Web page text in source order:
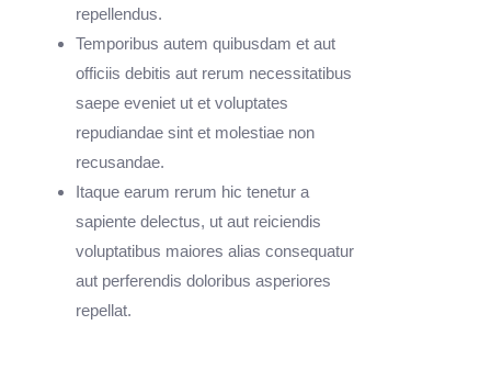
repellendus.
Temporibus autem quibusdam et aut
officiis debitis aut rerum necessitatibus
saepe eveniet ut et voluptates
repudiandae sint et molestiae non
recusandae.
Itaque earum rerum hic tenetur a
sapiente delectus, ut aut reiciendis
voluptatibus maiores alias consequatur
aut perferendis doloribus asperiores
repellat.